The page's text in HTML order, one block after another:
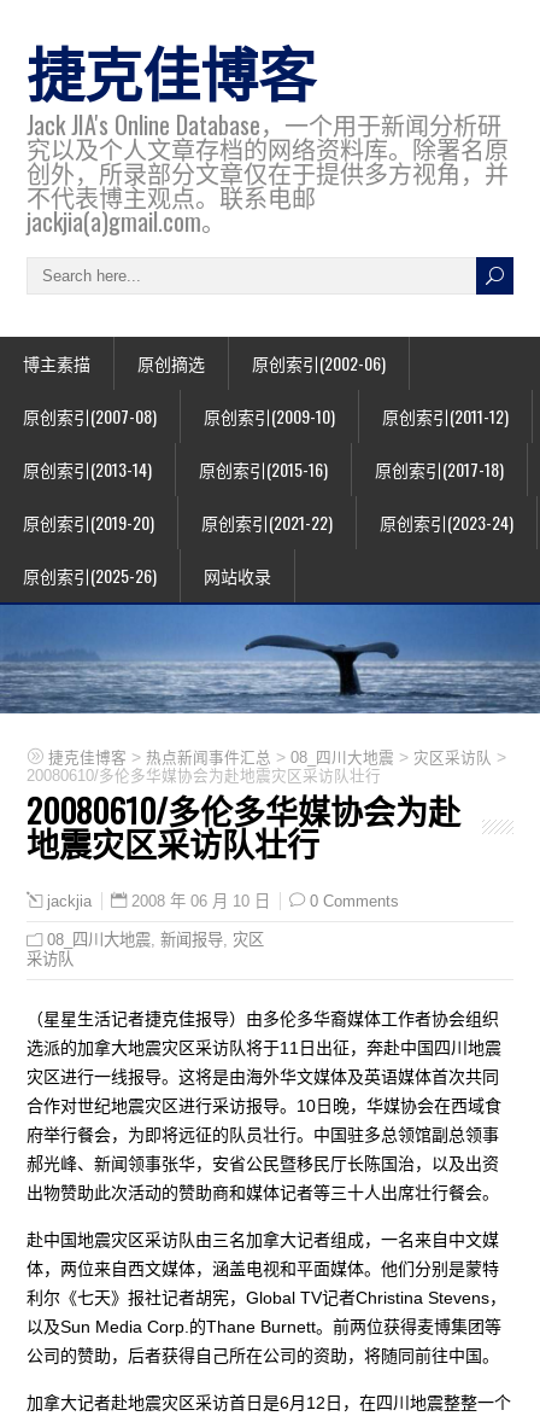
捷克佳博客
Jack JIA's Online Database，一个用于新闻分析研
究以及个人文章存档的网络资料库。除署名原
创外，所录部分文章仅在于提供多方视角，并
不代表博主观点。联系电邮
jackjia(a)gmail.com。
博主素描 原创摘选 原创索引(2002-06)
原创索引(2007-08) 原创索引(2009-10) 原创索引(2011-12)
原创索引(2013-14) 原创索引(2015-16) 原创索引(2017-18)
原创索引(2019-20) 原创索引(2021-22) 原创索引(2023-24)
原创索引(2025-26) 网站收录
捷克佳博客 > 热点新闻事件汇总 >08_四川大地震 > 灾区采访队 >
20080610/多伦多华媒协会为赴地震灾区采访队壮行
20080610/多伦多华媒协会为赴
地震灾区采访队壮行
jackjia 2008 年 06 月 10 日 0 Comments
08_四川大地震 ,新闻报导 灾区
采访队
（星星生活记者捷克佳报导）由多伦多华裔媒体工作者协会组织
选派的加拿大地震灾区采访队将于11日出征，奔赴中国四川地震
灾区进行一线报导。这将是由海外华文媒体及英语媒体首次共同
合作对世纪地震灾区进行采访报导。10日晚，华媒协会在西域食
府举行餐会，为即将远征的队员壮行。中国驻多总领馆副总领事
郝光峰、新闻领事张华，安省公民暨移民厅长陈国治，以及出资
出物赞助此次活动的赞助商和媒体记者等三十人出席壮行餐会。
赴中国地震灾区采访队由三名加拿大记者组成，一名来自中文媒
体，两位来自西文媒体，涵盖电视和平面媒体。他们分别是蒙特
利尔《七天》报社记者胡宪，Global TV记者Christina Stevens，
以及Sun Media Corp.的Thane Burnett。前两位获得麦博集团等
公司的赞助，后者获得自己所在公司的资助，将随同前往中国。
加拿大记者赴地震灾区采访首日是6月12日，在四川地震整整一个